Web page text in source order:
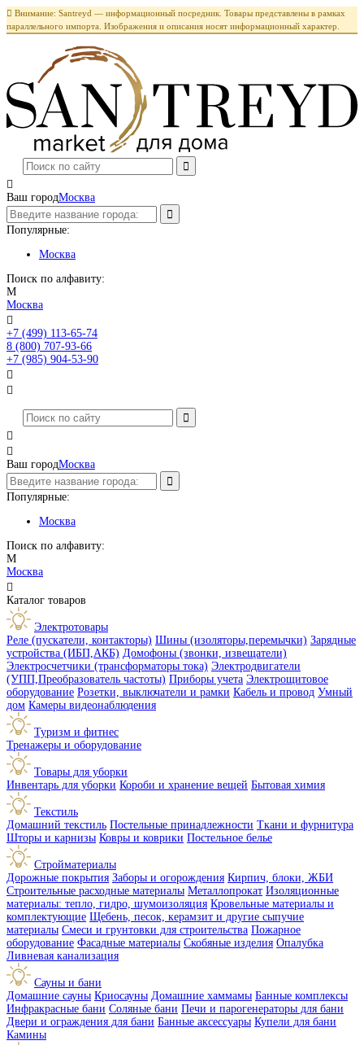
 Внимание: Santreyd — информационный посредник. Товары представлены в рамках
параллельного импорта. Изображения и описания носят информационный характер.

Ваш городМосква
Популярные:
Москва
Поиск по алфавиту:
М
Москва

+7 (499) 113-65-74
8 (800) 707-93-66
+7 (985) 904-53-90




Ваш городМосква
Популярные:
Москва
Поиск по алфавиту:
М
Москва

Каталог товаров
Электротовары
Реле (пускатели, контакторы) Шины (изоляторы,перемычки) Зарядные
устройства (ИБП,АКБ) Домофоны (звонки, извещатели)
Электросчетчики (трансформаторы тока) Электродвигатели
(УПП,Преобразователь частоты) Приборы учета Электрощитовое
оборудование Розетки, выключатели и рамки Кабель и провод Умный
дом Камеры видеонаблюдения
Туризм и фитнес
Тренажеры и оборудование
Товары для уборки
Инвентарь для уборки Короби и хранение вещей Бытовая химия
Текстиль
Домашний текстиль Постельные принадлежности Ткани и фурнитура
Шторы и карнизы Ковры и коврики Постельное белье
Стройматериалы
Дорожные покрытия Заборы и огорождения Кирпич, блоки, ЖБИ
Строительные расходные материалы Металлопрокат Изоляционные
материалы: тепло, гидро, шумоизоляция Кровельные материалы и
комплектующие Щебень, песок, керамзит и другие сыпучие
материалы Смеси и грунтовки для строительства Пожарное
оборудование Фасадные материалы Скобяные изделия Опалубка
Ливневая канализация
Сауны и бани
Домашние сауны Криосауны Домашние хаммамы Банные комплексы
Инфракрасные бани Соляные бани Печи и парогенераторы для бани
Двери и ограждения для бани Банные аксессуары Купели для бани
Камины